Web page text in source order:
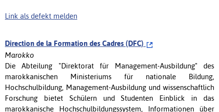
Link als defekt melden
Direction de la Formation des Cadres (DFC)
Marokko
Die Abteilung "Direktorat für Management-Ausbildung" des
marokkanischen Ministeriums für nationale Bildung,
Hochschulbildung, Management-Ausbildung und wissenschaftlich
Forschung bietet Schülern und Studenten Einblick in das
marokkanische Hochschulbildungssystem, Informationen über